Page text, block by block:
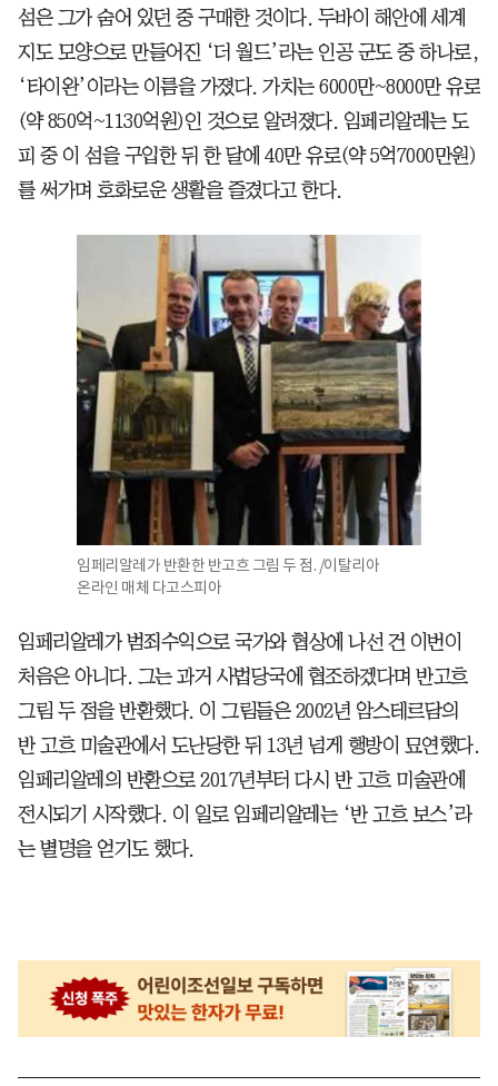
섬은 그가 숨어 있던 중 구매한 것이다. 두바이 해안에 세계
지도 모양으로 만들어진 ‘더 월드’라는 인공 군도 중 하나로,
‘타이완’이라는 이름을 가졌다. 가치는 6000만~8000만 유로
(약 850억~1130억원)인 것으로 알려졌다. 임페리알레는 도
피 중 이 섬을 구입한 뒤 한 달에 40만 유로(약 5억7000만원)
를 써가며 호화로운 생활을 즐겼다고 한다.
임페리알레가 반환한 반고흐 그림 두 점. /이탈리아
온라인 매체 다고스피아
임페리알레가 범죄수익으로 국가와 협상에 나선 건 이번이
처음은 아니다. 그는 과거 사법당국에 협조하겠다며 반고흐
그림 두 점을 반환했다. 이 그림들은 2002년 암스테르담의
반 고흐 미술관에서 도난당한 뒤 13년 넘게 행방이 묘연했다.
임페리알레의 반환으로 2017년부터 다시 반 고흐 미술관에
전시되기 시작했다. 이 일로 임페리알레는 ‘반 고흐 보스’라
는 별명을 얻기도 했다.